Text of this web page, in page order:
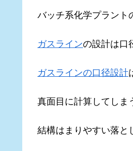
バッチ系化学プラント
ガスラインの設計は口
ガスラインの口径設計
真面目に計算してしま
結構はまりやすい落と